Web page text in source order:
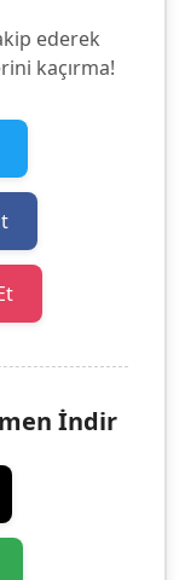
ederek
kaçırma!
İndir